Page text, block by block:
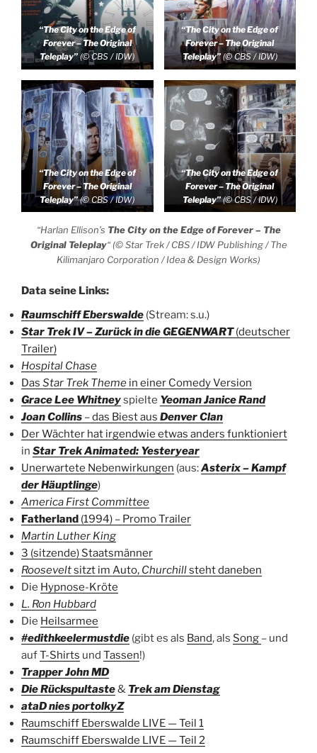
“The City on the Edge of
Forever – The Original
Teleplay”(© CBS / IDW)
“The City on the Edge of
Forever – The Original
Teleplay”(© CBS / IDW)
“The City on the Edge of
Forever – The Original
Teleplay”(© CBS / IDW)
“The City on the Edge of
Forever – The Original
Teleplay”(© CBS / IDW)
“Harlan Ellison’s The City on the Edge of Forever – The
Original Teleplay“ (© Star Trek / CBS / IDW Publishing / The
Kilimanjaro Corporation / Idea & Design Works)
Data seine Links:
Raumschiff Eberswalde (Stream: s.u.)
Star Trek IV – Zurück in die GEGENWART(deutscher
Trailer)
Hospital Chase
Das Star Trek Theme in einer Comedy Version
Grace Lee Whitneyspielte Yeoman Janice Rand
Joan Collins – das Biest aus Denver Clan
Der Wächter hat irgendwie etwas anders funktioniert
in Star Trek Animated: Yesteryear
Unerwartete Nebenwirkungen (aus:Asterix – Kampf
der Häuptlinge)
America First Committee
Fatherland (1994) – Promo Trailer
Martin Luther King
3 (sitzende) Staatsmänner
Rooseveltsitzt im Auto, Churchillsteht daneben
Die Hypnose-Kröte
L. Ron Hubbard
Die Heilsarmee
#edithkeelermustdie (gibt es als Band, als Song – und
aufT-Shirts und Tassen!)
Trapper John MD
Die Rückspultaste& Trek am Dienstag
ataD nies portolkyZ
Raumschiff Eberswalde LIVE — Teil 1
Raumschiff Eberswalde LIVE — Teil 2